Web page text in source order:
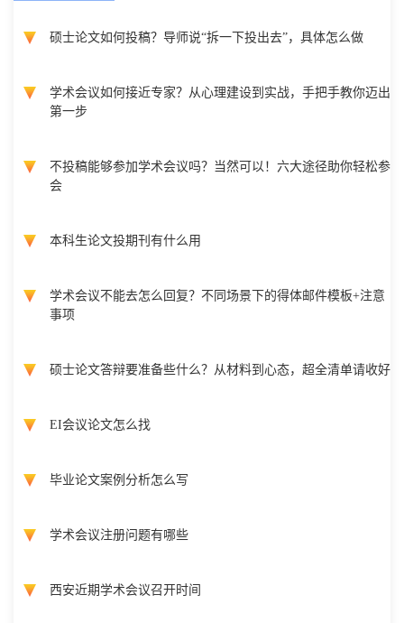
硕士论文如何投稿？导师说“拆一下投出去”，具体怎么做
学术会议如何接近专家？从心理建设到实战，手把手教你迈出
第一步
不投稿能够参加学术会议吗？当然可以！六大途径助你轻松参
会
本科生论文投期刊有什么用
学术会议不能去怎么回复？不同场景下的得体邮件模板+注意
事项
硕士论文答辩要准备些什么？从材料到心态，超全清单请收好
EI会议论文怎么找
毕业论文案例分析怎么写
学术会议注册问题有哪些
西安近期学术会议召开时间